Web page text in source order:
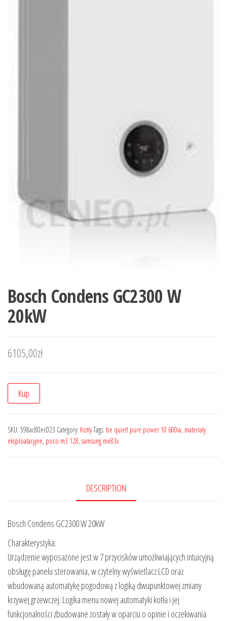
Bosch Condens GC2300 W
20kW
6105,00zł
Kup
SKU: 598ac80ec023 Category: KotłyTags: be quiet! pure power 10 600w, materiały
eksploatacyjne, poco m3 128, samsung me83x
DESCRIPTION
Bosch Condens GC2300 W 20kW
Charakterystyka:
Urządzenie wyposażone jest w 7 przycisków umożliwiających intuicyjną
obsługę panelu sterowania, w czytelny wyświetlacz LCD oraz
wbudowaną automatykę pogodową z logiką dwupunktowej zmiany
krzywej grzewczej. Logika menu nowej automatyki kotła i jej
funkcjonalności zbudowane zostały w oparciu o opinie i oczekiwania